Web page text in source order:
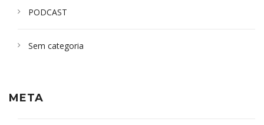
PODCAST
Sem categoria
META